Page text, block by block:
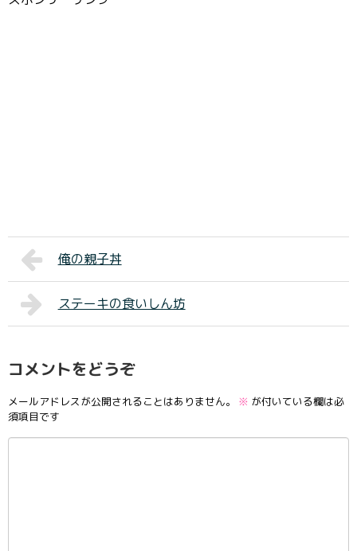
俺の親子丼
ステーキの食いしん坊
コメントをどうぞ
メールアドレスが公開されることはありません。 ※ が付いている欄は必
須項目です